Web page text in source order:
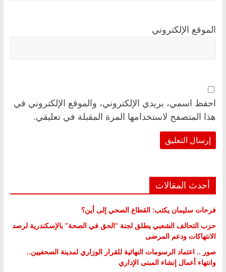
الموقع الإلكتروني
احفظ اسمي، بريدي الإلكتروني، والموقع الإلكتروني في
هذا المتصفح لاستخدامها المرة المقبلة في تعليقي.
أحدث المقالات
فرحات سليمان يكتب: القطاع الصحي إلى أين؟
حزب التحالف الشعبي يطلق لجنة “الحق في الصحة” بالإسكندرية لرصد
الانتهاكات ودعم المرضى
صور .. اعتماد الرسومات النهائية للقرار الوزاري لمدينة الصحفيين..
وانتهاء أعمال إنشاء المبنى الإداري